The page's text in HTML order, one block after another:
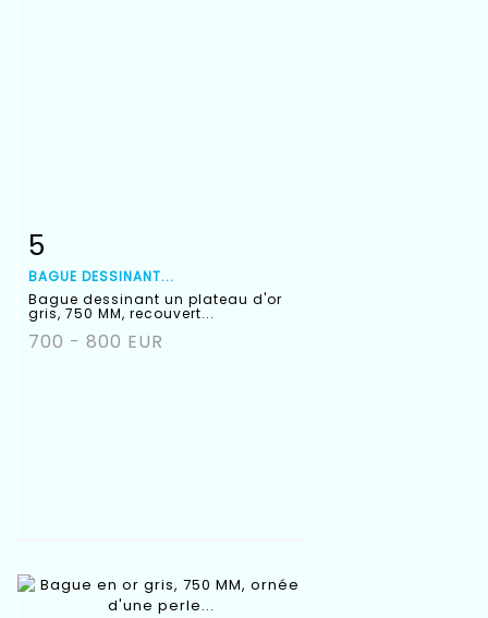
Fiche détaillée
5
BAGUE DESSINANT...
Bague dessinant un plateau d'or
gris, 750 MM, recouvert...
700 - 800 EUR